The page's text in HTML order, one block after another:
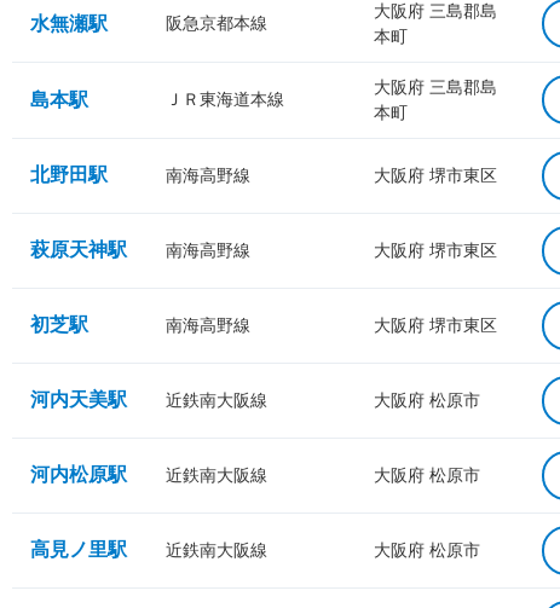
水無瀬駅 阪急京都本線
大阪府 三島郡島
本町
島本駅 ＪＲ東海道本線
大阪府 三島郡島
本町
北野田駅 南海高野線 大阪府 堺市東区
萩原天神駅 南海高野線 大阪府 堺市東区
初芝駅 南海高野線 大阪府 堺市東区
河内天美駅 近鉄南大阪線 大阪府 松原市
河内松原駅 近鉄南大阪線 大阪府 松原市
高見ノ里駅 近鉄南大阪線 大阪府 松原市